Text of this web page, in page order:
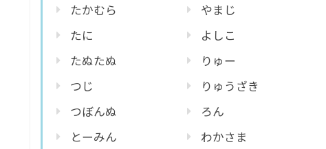
たかむら
たに
たぬたぬ
つじ
つぼんぬ
とーみん
やまじ
よしこ
りゅー
りゅうざき
ろん
わかさま